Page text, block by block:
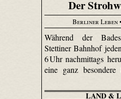
Der
Berliner Leben
Während der
Stettiner Bahnhof
6 Uhr nachmittags
eine ganz besondere
LAND &